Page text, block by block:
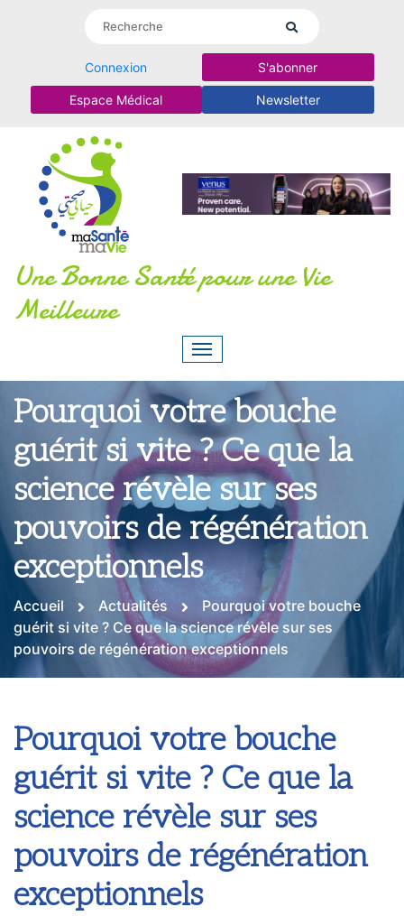
Connexion S'abonner
Espace Médical Newsletter
Une Bonne Santé pour une Vie
Meilleure
Pourquoi votre bouche
guérit si vite ? Ce que la
science révèle sur ses
pouvoirs de régénération
exceptionnels
Accueil Actualités
Pourquoi votre bouche
guérit si vite ? Ce que la science révèle sur ses
pouvoirs de régénération exceptionnels
Pourquoi votre bouche
guérit si vite ? Ce que la
science révèle sur ses
pouvoirs de régénération
exceptionnels